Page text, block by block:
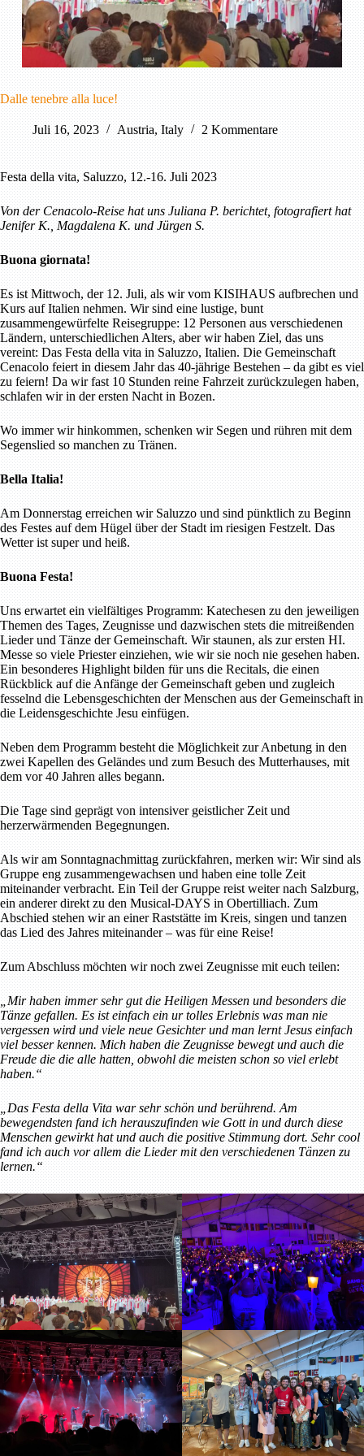
Dalle tenebre alla luce!
Juli 16, 2023 Austria,Italy 2 Kommentare
Festa della vita, Saluzzo, 12.-16. Juli 2023
Von der Cenacolo-Reise hat uns Juliana P. berichtet, fotografiert hat
Jenifer K., Magdalena K. und Jürgen S.
Buona giornata!
Es ist Mittwoch, der 12. Juli, als wir vom KISIHAUS aufbrechen und
Kurs auf Italien nehmen. Wir sind eine lustige, bunt
zusammengewürfelte Reisegruppe: 12 Personen aus verschiedenen
Ländern, unterschiedlichen Alters, aber wir haben Ziel, das uns
vereint: Das Festa della vita in Saluzzo, Italien. Die Gemeinschaft
Cenacolo feiert in diesem Jahr das 40-jährige Bestehen – da gibt es viel
zu feiern! Da wir fast 10 Stunden reine Fahrzeit zurückzulegen haben,
schlafen wir in der ersten Nacht in Bozen.
Wo immer wir hinkommen, schenken wir Segen und rühren mit dem
Segenslied so manchen zu Tränen.
Bella Italia!
Am Donnerstag erreichen wir Saluzzo und sind pünktlich zu Beginn
des Festes auf dem Hügel über der Stadt im riesigen Festzelt. Das
Wetter ist super und heiß.
Buona Festa!
Uns erwartet ein vielfältiges Programm: Katechesen zu den jeweiligen
Themen des Tages, Zeugnisse und dazwischen stets die mitreißenden
Lieder und Tänze der Gemeinschaft. Wir staunen, als zur ersten HI.
Messe so viele Priester einziehen, wie wir sie noch nie gesehen haben.
Ein besonderes Highlight bilden für uns die Recitals, die einen
Rückblick auf die Anfänge der Gemeinschaft geben und zugleich
fesselnd die Lebensgeschichten der Menschen aus der Gemeinschaft in
die Leidensgeschichte Jesu einfügen.
Neben dem Programm besteht die Möglichkeit zur Anbetung in den
zwei Kapellen des Geländes und zum Besuch des Mutterhauses, mit
dem vor 40 Jahren alles begann.
Die Tage sind geprägt von intensiver geistlicher Zeit und
herzerwärmenden Begegnungen.
Als wir am Sonntagnachmittag zurückfahren, merken wir: Wir sind als
Gruppe eng zusammengewachsen und haben eine tolle Zeit
miteinander verbracht. Ein Teil der Gruppe reist weiter nach Salzburg,
ein anderer direkt zu den Musical-DAYS in Obertilliach. Zum
Abschied stehen wir an einer Raststätte im Kreis, singen und tanzen
das Lied des Jahres miteinander – was für eine Reise!
Zum Abschluss möchten wir noch zwei Zeugnisse mit euch teilen:
„Mir haben immer sehr gut die Heiligen Messen und besonders die
Tänze gefallen. Es ist einfach ein ur tolles Erlebnis was man nie
vergessen wird und viele neue Gesichter und man lernt Jesus einfach
viel besser kennen. Mich haben die Zeugnisse bewegt und auch die
Freude die die alle hatten, obwohl die meisten schon so viel erlebt
haben.“
„Das Festa della Vita war sehr schön und berührend. Am
bewegendsten fand ich herauszufinden wie Gott in und durch diese
Menschen gewirkt hat und auch die positive Stimmung dort. Sehr cool
fand ich auch vor allem die Lieder mit den verschiedenen Tänzen zu
lernen.“